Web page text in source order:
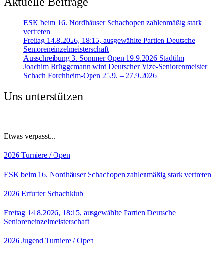
ESK beim 16. Nordhäuser Schachopen zahlenmäßig stark
vertreten
Freitag 14.8.2026, 18:15, ausgewählte Partien Deutsche
Senioreneinzelmeisterschaft
Ausschreibung 3. Sommer Open 19.9.2026 Stadtilm
Joachim Brüggemann wird Deutscher Vize-Seniorenmeister
Schach Forchheim-Open 25.9. – 27.9.2026
Uns unterstützen
Etwas verpasst...
2026 Turniere / Open
ESK beim 16. Nordhäuser Schachopen zahlenmäßig stark vertreten
2026 Erfurter Schachklub
Freitag 14.8.2026, 18:15, ausgewählte Partien Deutsche
Senioreneinzelmeisterschaft
2026 Jugend Turniere / Open